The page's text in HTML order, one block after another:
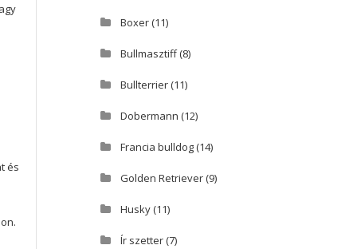
és
Boxer(11)
Bullmasztiff(8)
Bullterrier(11)
Dobermann (12)
Francia bulldog(14)
Golden Retriever(9)
Husky(11)
Ír szetter(7)